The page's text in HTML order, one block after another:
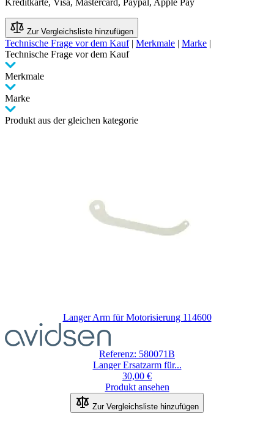
Kreditkarte, Visa, Mastercard, Paypal, Apple Pay
Zur Vergleichsliste hinzufügen
Technische Frage vor dem Kauf | Merkmale | Marke |
Technische Frage vor dem Kauf
Merkmale
Marke
Produkt aus der gleichen kategorie
Langer Arm für Motorisierung 114600
Referenz: 580071B
Langer Ersatzarm für...
30,00 €
Produkt ansehen
Zur Vergleichsliste hinzufügen